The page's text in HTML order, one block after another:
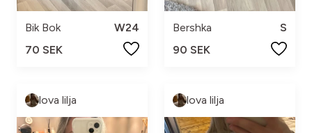
Bik Bok
W24
70 SEK
Bershka
S
90 SEK
lova lilja lova lilja